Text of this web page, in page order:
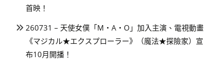
首映！
260731 – 天使女僕「M・A・O」加入主演、電視動畫
《マジカル★エクスプローラー》（魔法★探險家）宣
布10月開播！